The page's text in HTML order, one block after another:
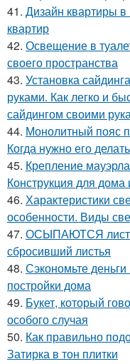
41. Дизайн квартиры
квартир
42. Освещение в
своего пространства
43. Установка
руками. Как легко и
сайдингом своими
44. Монолитный пояс
Когда нужно его делать
45. Крепление
Конструкция для дома
46. Характеристики
особенности. Виды
47. ОСЫПАЮТСЯ
сбросивший листья
48. Сэкономьте
постройки дома
49. Букет, который
особого случая
50. Как правильно
Затирка в тон плитки